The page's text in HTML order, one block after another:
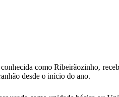
como Ribeirãozinho,
desde o início do ano.